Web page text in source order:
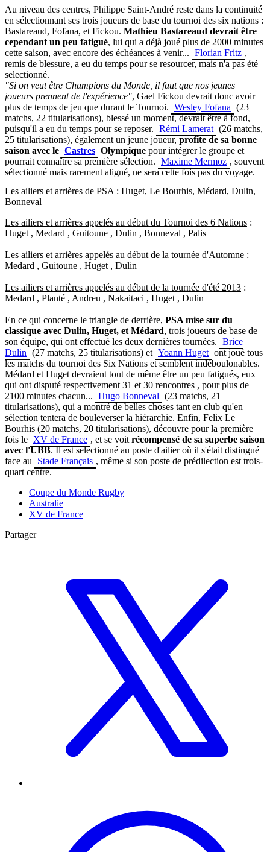
Au niveau des centres, Philippe Saint-André reste dans la continuité
en sélectionnant ses trois joueurs de base du tournoi des six nations :
Bastareaud, Fofana, et Fickou. Mathieu Bastareaud devrait être
cependant un peu fatigué, lui qui a déjà joué plus de 2000 minutes
cette saison, avec encore des échéances à venir... Florian Fritz ,
remis de blessure, a eu du temps pour se resourcer, mais n'a pas été
selectionné.
"Si on veut être Champions du Monde, il faut que nos jeunes
joueurs prennent de l'expérience", Gael Fickou devrait donc avoir
plus de temps de jeu que durant le Tournoi. Wesley Fofana (23
matchs, 22 titularisations), blessé un moment, devrait être à fond,
puisqu'il a eu du temps pour se reposer. Rémi Lamerat (26 matchs,
25 titularisations), également un jeune joueur,profite de sa bonne
saison avec le Castres Olympique pour intégrer le groupe et
pourrait connaître sa première sélection. Maxime Mermoz , souvent
sélectionné mais rarement aligné, ne sera cette fois pas du voyage.
Les ailiers et arrières de PSA : Huget, Le Bourhis, Médard, Dulin,
Bonneval
Les ailiers et arrières appelés au début du Tournoi des 6 Nations :
Huget , Medard , Guitoune , Dulin , Bonneval , Palis
Les ailiers et arrières appelés au début de la tournée d'Automne :
Medard , Guitoune , Huget , Dulin
Les ailiers et arrières appelés au début de la tournée d'été 2013 :
Medard , Planté , Andreu , Nakaitaci , Huget , Dulin
En ce qui concerne le triangle de derrière, PSA mise sur du
classique avec Dulin, Huget, et Médard, trois joueurs de base de
son équipe, qui ont effectué les deux dernières tournées. Brice
Dulin (27 matchs, 25 titularisations) et Yoann Huget ont joué tous
les matchs du tournoi des Six Nations et semblent indéboulonables.
Médard et Huget devraient tout de même être un peu fatigués, eux
qui ont disputé respectivement 31 et 30 rencontres , pour plus de
2100 minutes chacun... Hugo Bonneval (23 matchs, 21
titularisations), qui a montré de belles choses tant en club qu'en
sélection tentera de bouleverser la hiérarchie. Enfin, Felix Le
Bourhis (20 matchs, 20 titularisations), découvre pour la première
fois le XV de France , et se voit récompensé de sa superbe saison
avec l'UBB. Il est selectionné au poste d'ailier où il s'était distingué
face au
Stade Français , même si son poste de prédilection est trois-
quart centre.
Coupe du Monde Rugby
Australie
XV de France
Partager